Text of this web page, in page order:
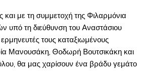
και με τη συμμετοχή της Φιλαρμόνια
υπό τη διεύθυνση του Αναστάσιου
τους καταξιωμένους
Μανουσάκη, Θοδωρή Βουτσικάκη και
θα μας χαρίσουν ένα βράδυ γεμάτο